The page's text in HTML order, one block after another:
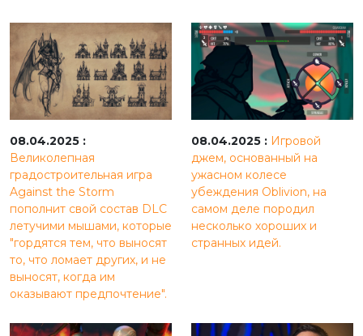
08.04.2025 :
Великолепная
градостроительная игра
Against the Storm
пополнит свой состав DLC
летучими мышами, которые
"гордятся тем, что выносят
то, что ломает других, и не
выносят, когда им
оказывают предпочтение".
08.04.2025 : Игровой
джем, основанный на
ужасном колесе
убеждения Oblivion, на
самом деле породил
несколько хороших и
странных идей.